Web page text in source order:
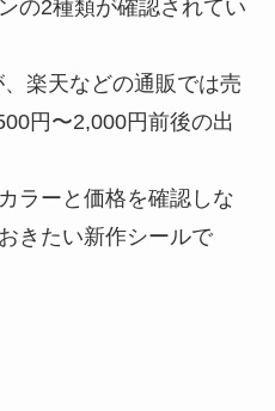
の2種類が確認されてい
楽天などの通販では売
円〜2,000円前後の出
ラーと価格を確認しな
きたい新作シールで